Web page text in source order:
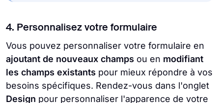
4. Personnalisez votre formulaire
Vous pouvez personnaliser votre formulaire en
ajoutant de nouveaux champs ou en modifiant
les champs existants pour mieux répondre à vos
besoins spécifiques. Rendez-vous dans l'onglet
Design pour personnaliser l'apparence de votre